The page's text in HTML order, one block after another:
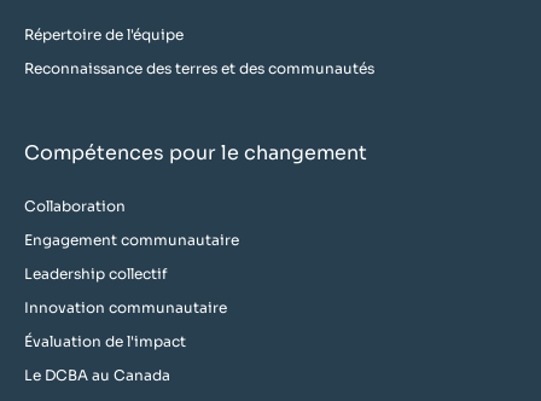
Répertoire de l'équipe
Reconnaissance des terres et des communautés
Compétences pour le changement
Collaboration
Engagement communautaire
Leadership collectif
Innovation communautaire
Évaluation de l'impact
Le DCBA au Canada